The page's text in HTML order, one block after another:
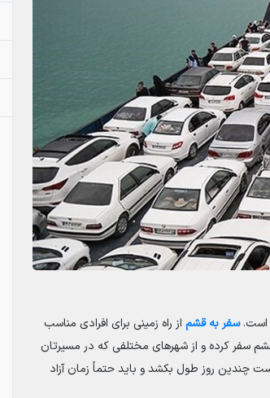
است.سفر به قشم از راه زمینی برای افرادی مناسب
سفر کرده و از شهرهای مختلفی که در مسیرتان
چندین روز طول بکشد و باید حتماً زمان آزاد